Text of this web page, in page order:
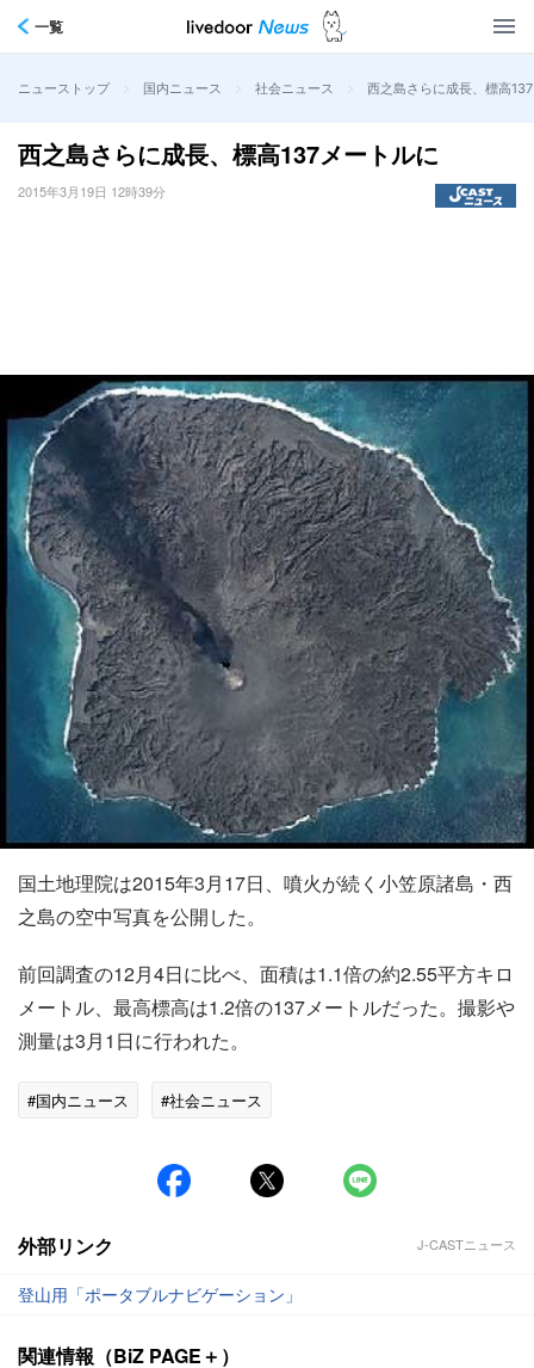
一覧
ニューストップ > 国内ニュース > 社会ニュース > 西之島さらに成長、標高
西之島さらに成長、標高137メートルに
2015年3月19日 12時39分
国土地理院は2015年3月17日、噴火が続く小笠原諸島・西
之島の空中写真を公開した。
前回調査の12月4日に比べ、面積は1.1倍の約2.55平方キロ
メートル、最高標高は1.2倍の137メートルだった。撮影や
測量は3月1日に行われた。
#国内ニュース #社会ニュース
外部リンク J-CASTニュース
登山用「ポータブルナビゲーション」
関連情報（BiZ PAGE＋）